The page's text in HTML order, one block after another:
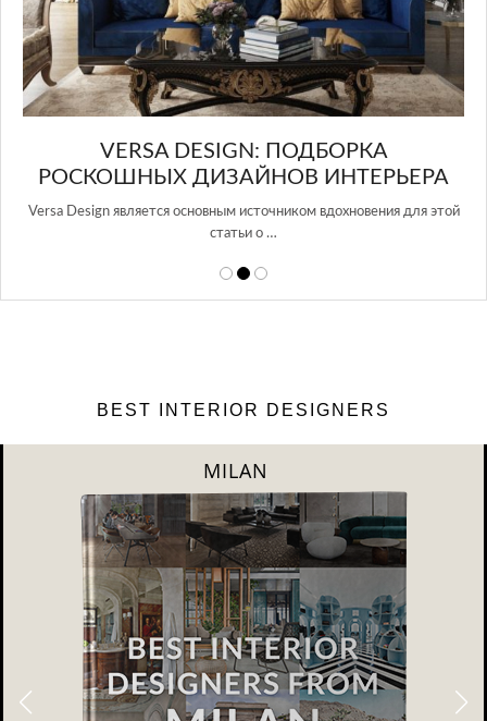
DESIGN: ПОДБОРКА
ДИЗАЙНОВ ИНТЕРЬЕРА
основным источником вдохновения для этой
BEST INTERIOR DESIGNERS
DUBAI